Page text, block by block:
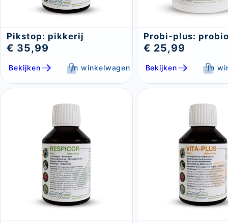
Pikstop: pikkerij
€ 35,99
Bekijken In winkelwagen
Probi-plus:
€ 25,99
Bekijken In